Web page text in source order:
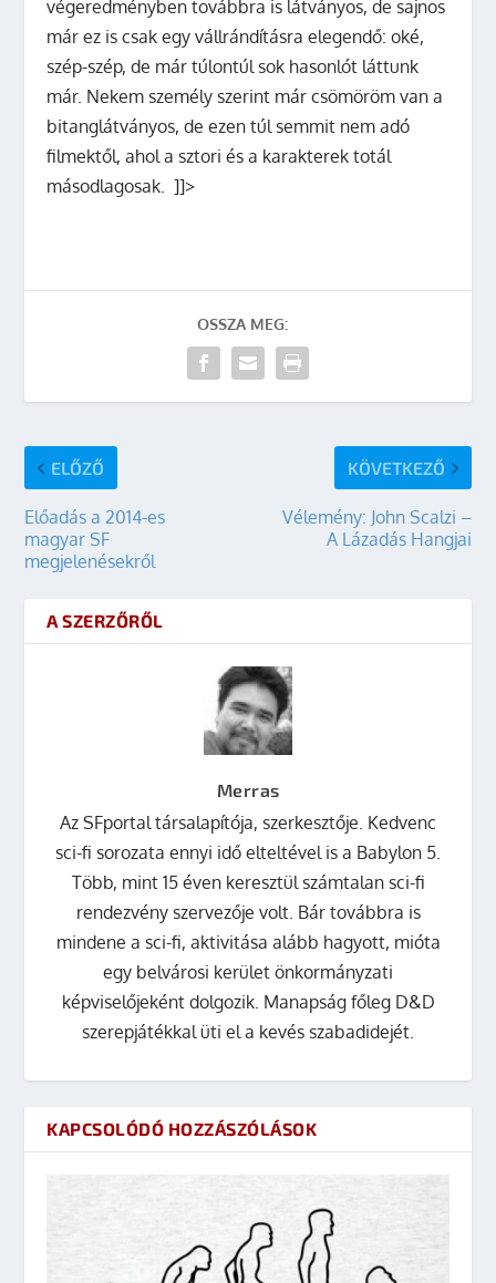
végeredményben továbbra is látványos, de sajnos
már ez is csak egy vállrándításra elegendő: oké,
szép-szép, de már túlontúl sok hasonlót láttunk
már. Nekem személy szerint már csömöröm van a
bitanglátványos, de ezen túl semmit nem adó
filmektől, ahol a sztori és a karakterek totál
másodlagosak. ]]>
OSSZA MEG:
ELŐZŐ
Előadás a 2014-es
magyar SF
megjelenésekről
KÖVETKEZŐ
Vélemény: John Scalzi –
A Lázadás Hangjai
A SZERZŐRŐL
Merras
Az SFportal társalapítója, szerkesztője. Kedvenc
sci-fi sorozata ennyi idő elteltével is a Babylon 5.
Több, mint 15 éven keresztül számtalan sci-fi
rendezvény szervezője volt. Bár továbbra is
mindene a sci-fi, aktivitása alább hagyott, mióta
egy belvárosi kerület önkormányzati
képviselőjeként dolgozik. Manapság főleg D&D
szerepjátékkal üti el a kevés szabadidejét.
KAPCSOLÓDÓ HOZZÁSZÓLÁSOK